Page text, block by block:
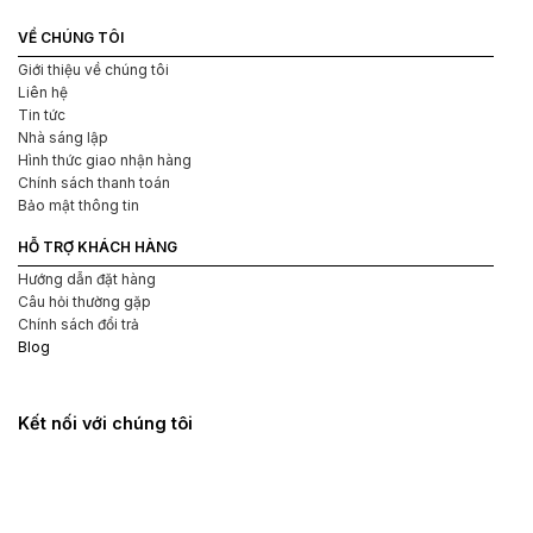
VỀ CHÚNG TÔI
Giới thiệu về chúng tôi
Liên hệ
Tin tức
Nhà sáng lập
Hình thức giao nhận hàng
Chính sách thanh toán
Bảo mật thông tin
HỖ TRỢ KHÁCH HÀNG
Hướng dẫn đặt hàng
Câu hỏi thường gặp
Chính sách đổi trả
Blog
Kết nối với chúng tôi